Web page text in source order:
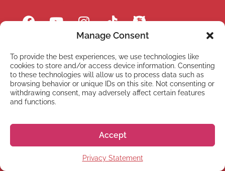
Manage Consent
To provide the best experiences, we use technologies like
cookies to store and/or access device information. Consenting
to these technologies will allow us to process data such as
browsing behavior or unique IDs on this site. Not consenting or
withdrawing consent, may adversely affect certain features
and functions.
Accept
Privacy Statement
LINKS
Cursos online
Webinars e eventos